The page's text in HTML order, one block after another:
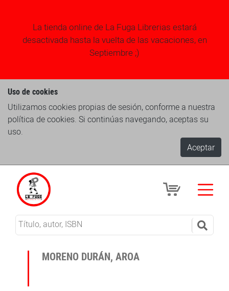
La tienda online de La Fuga Librerias estará
desactivada hasta la vuelta de las vacaciones, en
Septiembre ;)
Uso de cookies
Utilizamos cookies propias de sesión, conforme a nuestra
política de cookies. Si continúas navegando, aceptas su
uso.
Aceptar
MORENO DURÁN, AROA